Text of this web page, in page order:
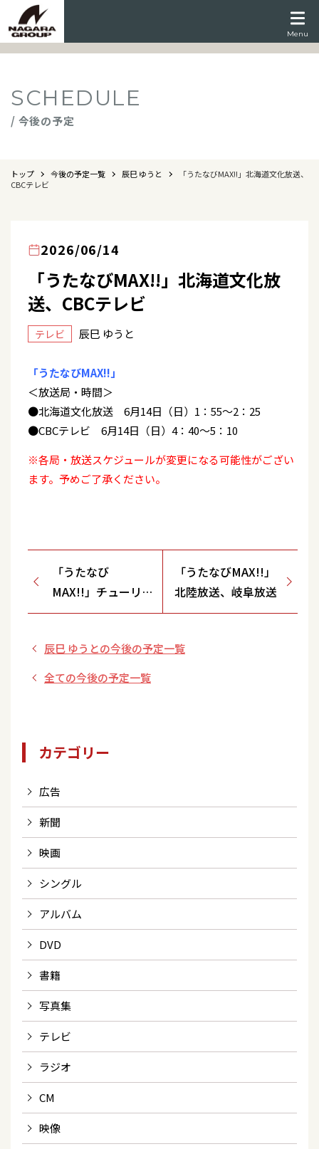
Menu
SCHEDULE
/ 今後の予定
トップ 今後の予定一覧 辰巳 ゆうと
「うたなびMAX!!」北海道文化放送、
CBCテレビ
2026/06/14
「うたなびMAX!!」北海道文化放
送、CBCテレビ
テレビ 辰巳 ゆうと
「うたなびMAX!!」
＜放送局・時間＞
●北海道文化放送 6月14日（日）1：55～2：25
●CBCテレビ 6月14日（日）4：40～5：10
※各局・放送スケジュールが変更になる可能性がござい
ます。予めご了承ください。
「うたなび
MAX!!」チューリ
ップテレビ
「うたなびMAX!!」
北陸放送、岐阜放送
辰巳 ゆうとの今後の予定一覧
全ての今後の予定一覧
カテゴリー
広告
新聞
映画
シングル
アルバム
DVD
書籍
写真集
テレビ
ラジオ
CM
映像